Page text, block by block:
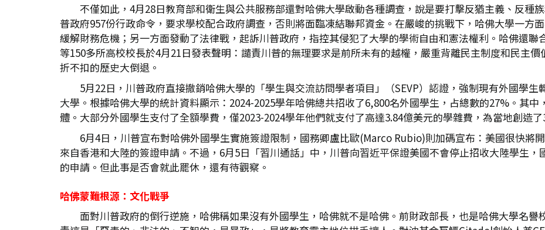
不僅如此，4月28日教育部和衛生與公共服務部還對哈佛大學啟動各種調查，說是要打擊反猶主義、反種
普政府957份行政命令，要求學校配合政府調查，否則將面臨凍結聯邦資金。在嚴峻的挑戰下，哈佛大學一方
緩解財務危機；另一方面發動了法律戰，起訴川普政府，指控其侵犯了大學的學術自由和憲法權利。哈佛還
等150多所高校校長於4月21日發表聲明：譴責川普的無理要求是前所未有的越權，嚴重背離民主制度和民主
折不扣的歷史大倒退。
5月22日，川普政府直接撤銷哈佛大學的「學生與交流訪問學者項目」（SEVP）認證，強制現有外國學
大學。根據哈佛大學的統計資料顯示：2024-2025學年哈佛總共招收了6,800名外國學生，占總數的27%。其
體。大部分外國學生支付了全額學費，僅2023-2024學年他們就支付了高達3.84億美元的學雜費，為當地創造了
6月4日，川普宣布對哈佛外國學生實施簽證限制，國務卿盧比歐(Marco Rubio)則加碼宣布：美國很快將
來自香港和大陸的簽證申請。不過，6月5日「習川通話」中，川普向習近平保證美國不會停止招收大陸學生
的申請。但此事是否會就此罷休，還有待觀察。
哈佛蒙難根源：文化戰爭
面對川普政府的倒行逆施，哈佛稱如果沒有外國學生，哈佛就不是哈佛。前財政部長，也是哈佛大學名